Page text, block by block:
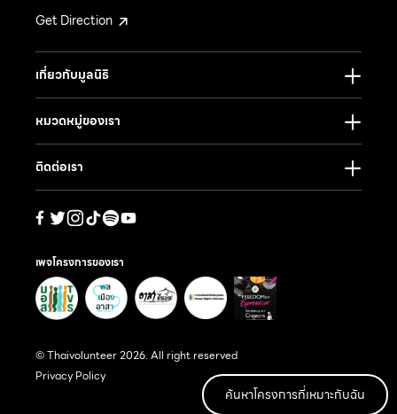
Get Direction
เกี่ยวกับมูลนิธิ
หมวดหมู่ของเรา
ติดต่อเรา
เพจโครงการของเรา
© Thaivolunteer 2026. All right reserved
Privacy Policy
ค้นหาโครงการที่เหมาะกับฉัน